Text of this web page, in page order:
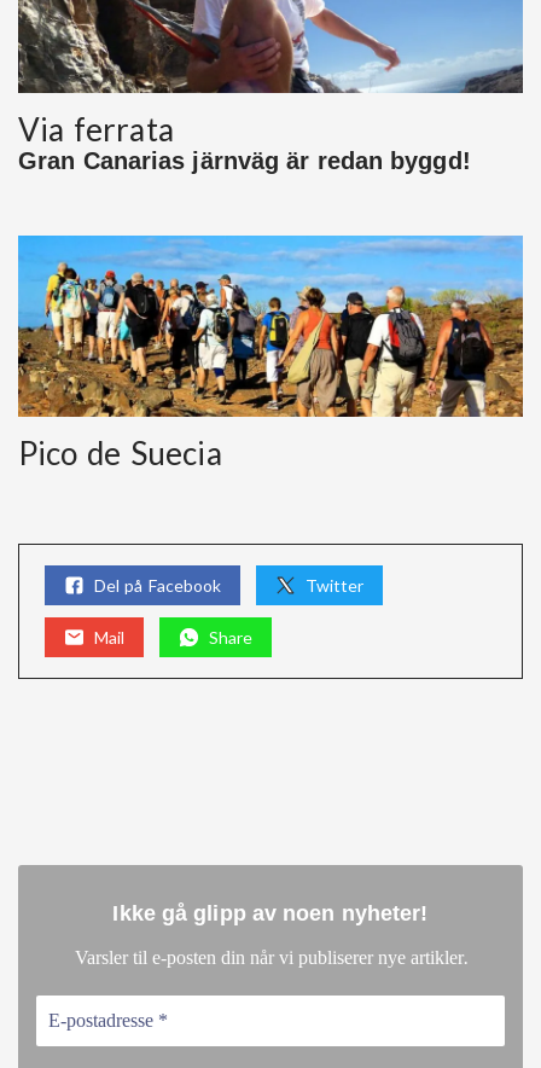
Via ferrata
Gran Canarias järnväg är redan byggd!
Pico de Suecia
Del på Facebook Twitter
Mail Share
Ikke gå glipp av noen nyheter!
Varsler til e-posten din når vi publiserer nye artikler.